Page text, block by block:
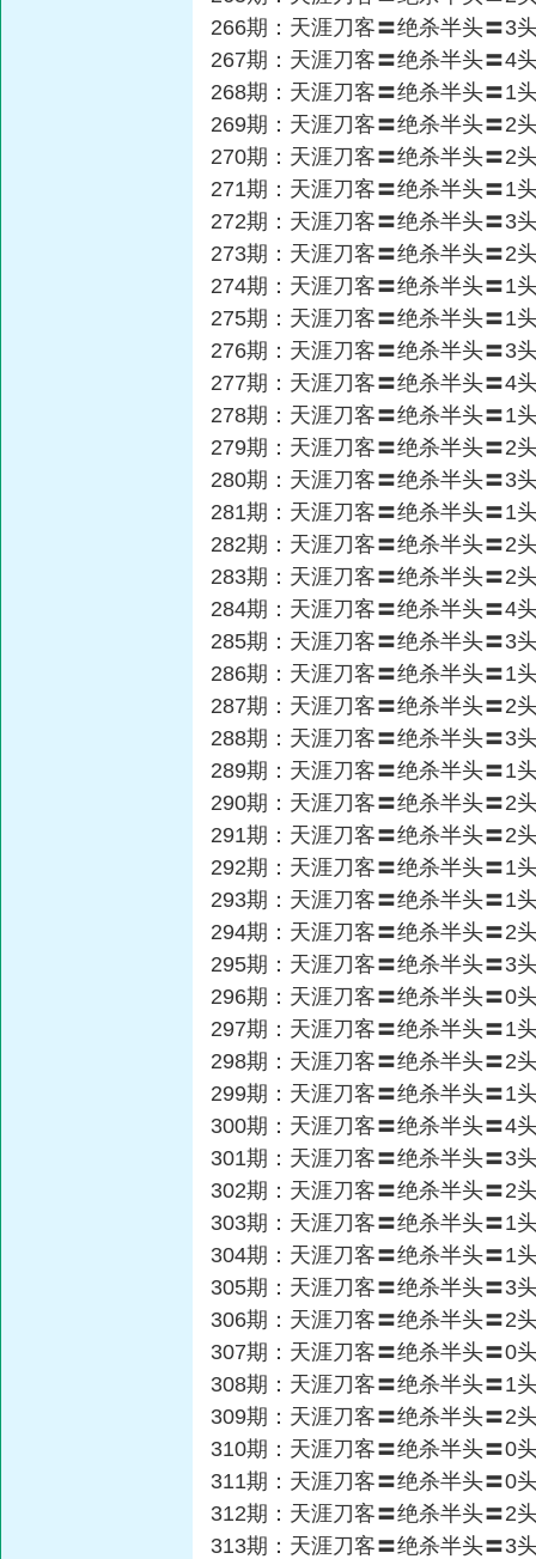
266期：天涯刀客〓绝杀半头〓3
267期：天涯刀客〓绝杀半头〓4
268期：天涯刀客〓绝杀半头〓1
269期：天涯刀客〓绝杀半头〓2
270期：天涯刀客〓绝杀半头〓2
271期：天涯刀客〓绝杀半头〓1
272期：天涯刀客〓绝杀半头〓3
273期：天涯刀客〓绝杀半头〓2
274期：天涯刀客〓绝杀半头〓1
275期：天涯刀客〓绝杀半头〓1
276期：天涯刀客〓绝杀半头〓3
277期：天涯刀客〓绝杀半头〓4
278期：天涯刀客〓绝杀半头〓1
279期：天涯刀客〓绝杀半头〓2
280期：天涯刀客〓绝杀半头〓3
281期：天涯刀客〓绝杀半头〓1
282期：天涯刀客〓绝杀半头〓2
283期：天涯刀客〓绝杀半头〓2
284期：天涯刀客〓绝杀半头〓4
285期：天涯刀客〓绝杀半头〓3
286期：天涯刀客〓绝杀半头〓1
287期：天涯刀客〓绝杀半头〓2
288期：天涯刀客〓绝杀半头〓3
289期：天涯刀客〓绝杀半头〓1
290期：天涯刀客〓绝杀半头〓2
291期：天涯刀客〓绝杀半头〓2
292期：天涯刀客〓绝杀半头〓1
293期：天涯刀客〓绝杀半头〓1
294期：天涯刀客〓绝杀半头〓2
295期：天涯刀客〓绝杀半头〓3
296期：天涯刀客〓绝杀半头〓0
297期：天涯刀客〓绝杀半头〓1
298期：天涯刀客〓绝杀半头〓2
299期：天涯刀客〓绝杀半头〓1
300期：天涯刀客〓绝杀半头〓4
301期：天涯刀客〓绝杀半头〓3
302期：天涯刀客〓绝杀半头〓2
303期：天涯刀客〓绝杀半头〓1
304期：天涯刀客〓绝杀半头〓1
305期：天涯刀客〓绝杀半头〓3
306期：天涯刀客〓绝杀半头〓2
307期：天涯刀客〓绝杀半头〓0
308期：天涯刀客〓绝杀半头〓1
309期：天涯刀客〓绝杀半头〓2
310期：天涯刀客〓绝杀半头〓0
311期：天涯刀客〓绝杀半头〓0
312期：天涯刀客〓绝杀半头〓2
313期：天涯刀客〓绝杀半头〓3